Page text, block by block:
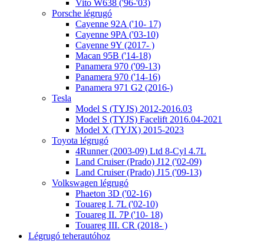
Vito W638 ('96-'03)
Porsche légrugó
Cayenne 92A ('10- 17)
Cayenne 9PA ('03-10)
Cayenne 9Y (2017- )
Macan 95B ('14-18)
Panamera 970 ('09-13)
Panamera 970 ('14-16)
Panamera 971 G2 (2016-)
Tesla
Model S (TYJS) 2012-2016.03
Model S (TYJS) Facelift 2016.04-2021
Model X (TYJX) 2015-2023
Toyota légrugó
4Runner (2003-09) Ltd 8-Cyl 4.7L
Land Cruiser (Prado) J12 ('02-09)
Land Cruiser (Prado) J15 ('09-13)
Volkswagen légrugó
Phaeton 3D ('02-16)
Touareg I. 7L ('02-10)
Touareg II. 7P ('10- 18)
Touareg III. CR (2018- )
Légrugó teherautóhoz